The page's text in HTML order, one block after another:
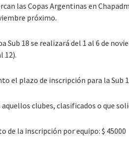
las Copas Argentinas en
próximo.
Sub 18 se realizará del 1 al 6 de
12).
el plazo de inscripción para la Sub
aquellos clubes, clasificados o que
de la inscripción por equipo: $ 45000